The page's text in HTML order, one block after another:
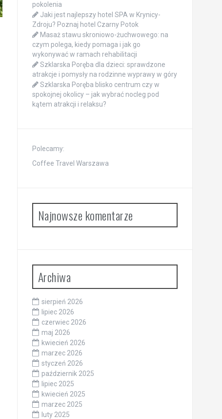
pokolenia
Jaki jest najlepszy hotel SPA w Krynicy-
Zdroju? Poznaj hotel Czarny Potok
Masaż stawu skroniowo-żuchwowego: na
czym polega, kiedy pomaga i jak go
wykonywać w ramach rehabilitacji
Szklarska Poręba dla dzieci: sprawdzone
atrakcje i pomysły na rodzinne wyprawy w góry
Szklarska Poręba blisko centrum czy w
spokojnej okolicy – jak wybrać nocleg pod
kątem atrakcji i relaksu?
Polecamy:
Coffee Travel Warszawa
Najnowsze komentarze
Archiwa
sierpień 2026
lipiec 2026
czerwiec 2026
maj 2026
kwiecień 2026
marzec 2026
styczeń 2026
październik 2025
lipiec 2025
kwiecień 2025
marzec 2025
luty 2025